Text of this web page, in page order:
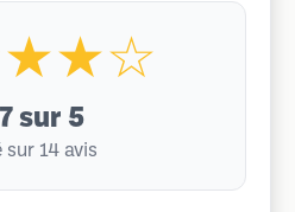
sur 5
sur 14 avis